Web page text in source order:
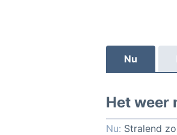
Nu
Het weer
Nu: Stralend